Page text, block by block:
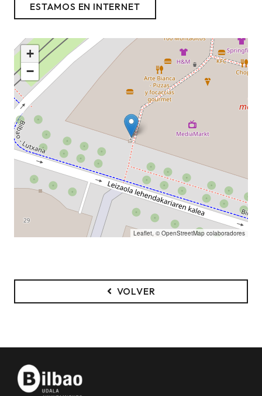
ESTAMOS EN INTERNET
+
−
Leaflet , © OpenStreetMap colaboradores
VOLVER